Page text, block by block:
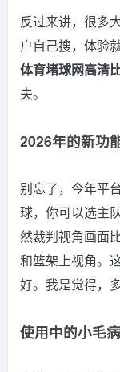
反过来讲，很多
户自己搜，体验
体育堵球网高清
夫。
2026年的新功
别忘了，今年平
球，你可以选主
然裁判视角画面
和篮架上视角。
好。我是觉得，
使用中的小毛病